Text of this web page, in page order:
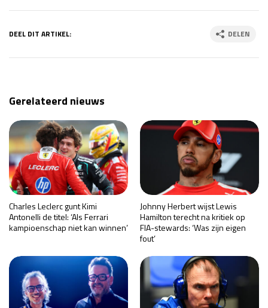
DEEL DIT ARTIKEL: DELEN
Gerelateerd nieuws
Charles Leclerc gunt Kimi
Antonelli de titel: ‘Als Ferrari
kampioenschap niet kan winnen’
Johnny Herbert wijst Lewis
Hamilton terecht na kritiek op
FIA-stewards: ‘Was zijn eigen
fout’